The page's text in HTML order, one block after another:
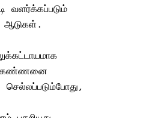
வளர்க்கப்படும்
ஆடுகள்.
கண்ணனை
செல்லப்படும்போது,